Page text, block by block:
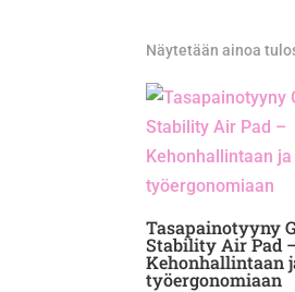
Näytetään ainoa
Tasapainotyyny
Stability Air Pad
Kehonhallintaan
työergonomiaan